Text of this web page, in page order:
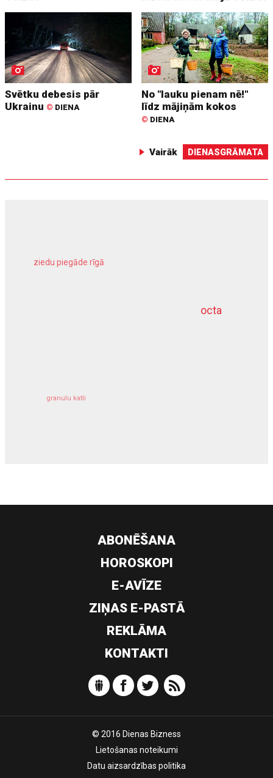
Svētku debesis pār
Ukrainu © DIENA
No "lauku pienam nē!"
līdz mājiņām kokos
© DIENA
Vairāk DIENASGRĀMATA
octa
ziedu piegāde rīgā
granulu katli
dziļurbums
ABONĒŠANA
HOROSKOPI
E-AVĪZE
ZIŅAS E-PASTĀ
REKLĀMA
KONTAKTI
© 2016 Dienas Bizness
Lietošanas noteikumi
Datu aizsardzības politika